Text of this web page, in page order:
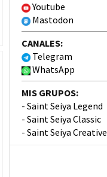
Youtube
Mastodon
CANALES:
Telegram
WhatsApp
MIS GRUPOS:
- Saint Seiya Legend
- Saint Seiya Classic
- Saint Seiya Creative